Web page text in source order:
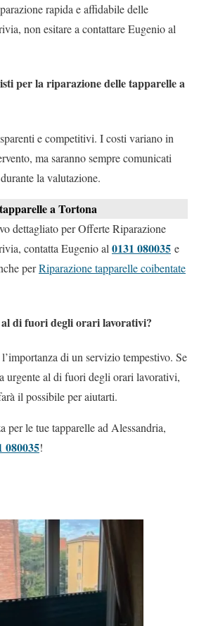
rapida e affidabile delle
non esitare a contattare Eugenio al
per la riparazione delle tapparelle a
e competitivi. I costi variano in
ma saranno sempre comunicati
la valutazione.
a Tortona
dettagliato per Offerte Riparazione
contatta Eugenio al 0131 080035 e
perRiparazione tapparelle coibentate
di fuori degli orari lavorativi?
di un servizio tempestivo. Se
urgente al di fuori degli orari lavorativi,
il possibile per aiutarti.
per le tue tapparelle ad Alessandria,
080035!